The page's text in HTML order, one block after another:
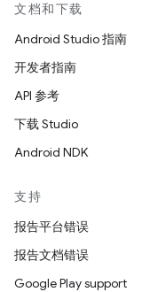
文档和下载
Android Studio 指南
开发者指南
API 参考
下载 Studio
Android NDK
支持
报告平台错误
报告文档错误
Google Play support